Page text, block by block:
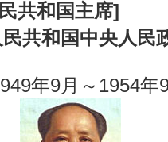
共和国主席]
共和国中央人民
年9月～1954年